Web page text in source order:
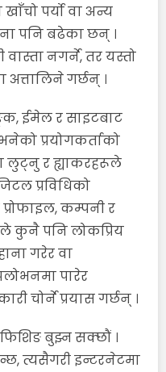
पर्यो वा अन्य
पनि बढेका छन् ।
नगर्ने, तर यस्तो
गर्छन् ।
ईमेल र साइटबाट
प्रयोगकर्ताको
लुट्नु र ह्याकरहरूले
प्रविधिको
कम्पनी र
कुनै पनि लोकप्रिय
गरेर वा
पारेर
चोर्ने प्रयास गर्छन् ।
फिशिङ बुझ्न सक्छौं ।
त्यसैगरी इन्टरनेटमा